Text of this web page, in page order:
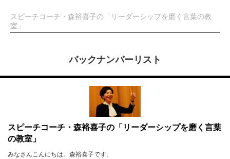
スピーチコーチ・森裕喜子の「リーダーシップを磨く言葉の教
室」
バックナンバーリスト
スピーチコーチ・森裕喜子の「リーダーシップを磨く言葉
の教室」
みなさんこんにちは。森裕喜子です。